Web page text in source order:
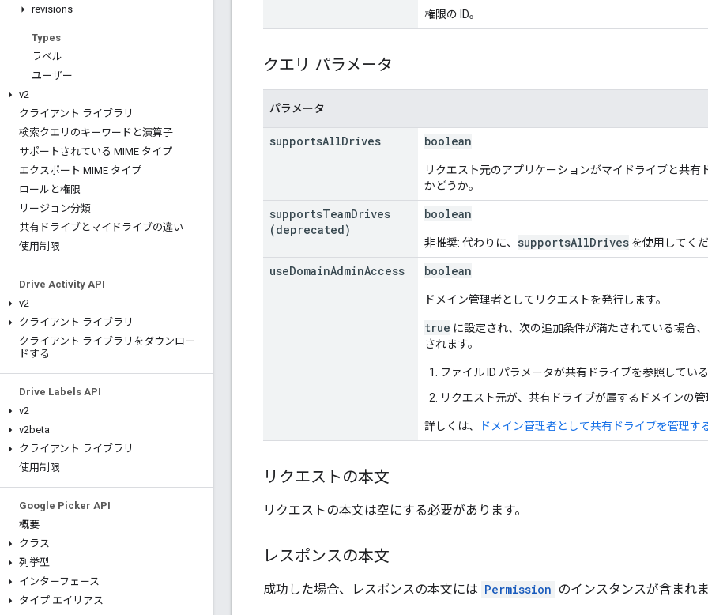
revisions
Types
ラベル
ユーザー
v2
クライアント ライブラリ
検索クエリのキーワードと演算子
サポートされている MIME タイプ
エクスポート MIME タイプ
ロールと権限
リージョン分類
共有ドライブとマイドライブの違い
使用制限
Drive Activity API
v2
クライアント ライブラリ
クライアント ライブラリをダウンロー
ドする
Drive Labels API
v2
v2beta
クライアント ライブラリ
使用制限
Google Picker API
概要
クラス
列挙型
インターフェース
タイプ エイリアス
権限の ID。
クエリ パラメータ
パラメータ
supportsAllDrives boolean
リクエスト元のアプリケーションがマイドライブと共有
かどうか。
supportsTeamDrives
(deprecated)
boolean
非推奨: 代わりに、 supportsAllDrives を使用してく
useDomainAdminAccess boolean
ドメイン管理者としてリクエストを発行します。
true に設定され、次の追加条件が満たされている場合
されます。
ファイル ID パラメータが共有ドライブを参照してい
リクエスト元が、共有ドライブが属するドメインの
詳しくは、 ドメイン管理者として共有ドライブを管理す
リクエストの本文
リクエストの本文は空にする必要があります。
レスポンスの本文
成功した場合、レスポンスの本文には Permission のインスタンスが含まれ